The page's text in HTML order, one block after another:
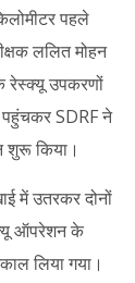
पहले
ललित मोहन
रेस्क्यू उपकरणों
SDRF ने
शुरू किया।
में उतरकर दोनों
ऑपरेशन के
लिया गया।